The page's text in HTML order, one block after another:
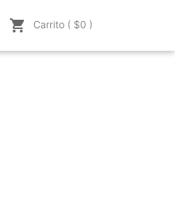
shopping_cart Carrito ( $0 )